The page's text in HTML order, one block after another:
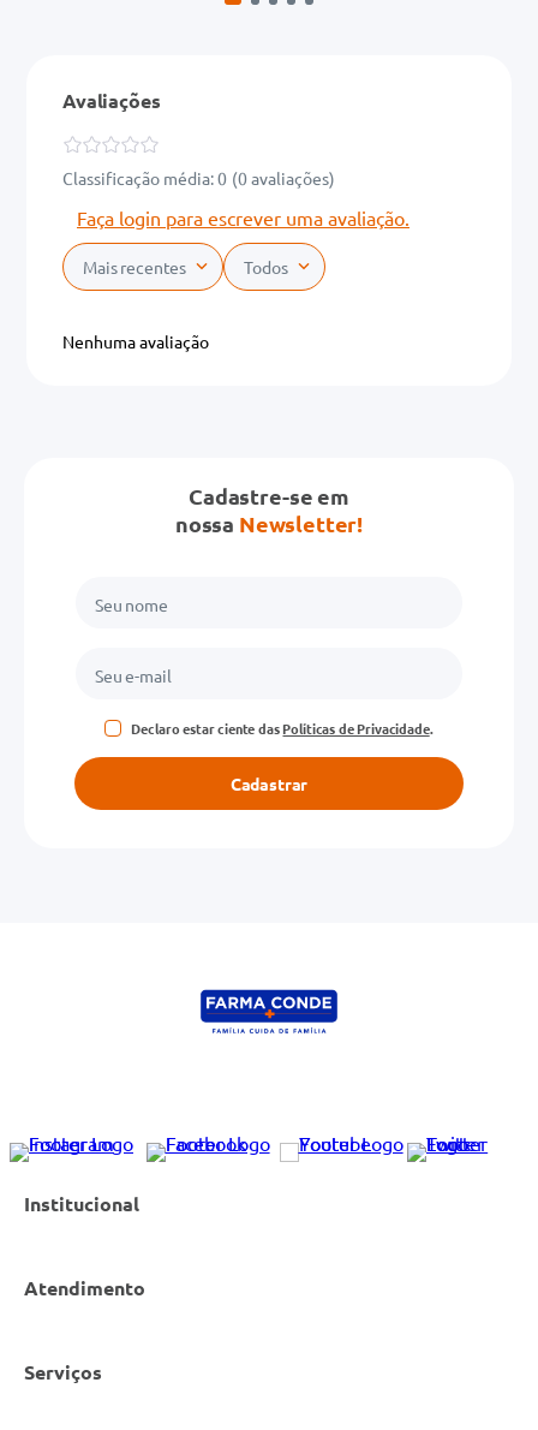
Avaliações
Classificação média: 0 (0 avaliações)
Faça login para escrever uma avaliação.
Mais recentes Todos
Nenhuma avaliação
Cadastre-se em
nossa Newsletter!
Declaro estar ciente dasPolíticas de Privacidade.
Cadastrar
Institucional
Atendimento
Política de Privacidade
Serviços